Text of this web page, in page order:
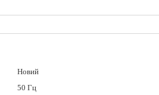
Новий
50 Гц